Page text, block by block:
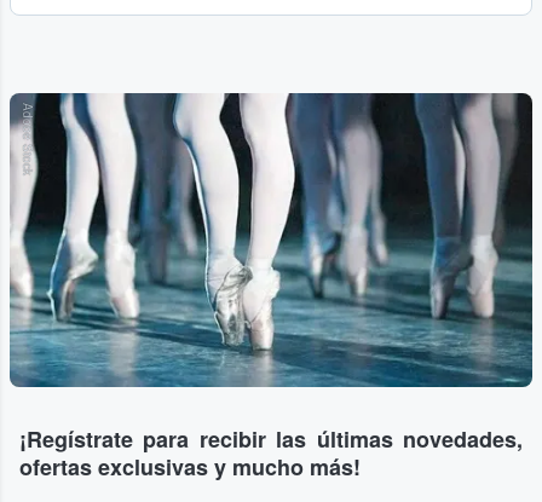
Adobe Stock
¡Regístrate para recibir las últimas novedades,
ofertas exclusivas y mucho más!